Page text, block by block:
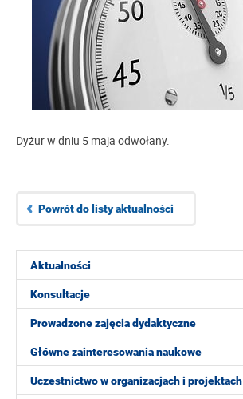
Aktualności
Konsultacje
Prowadzone zajęcia dydaktyczne
Główne zainteresowania naukowe
Uczestnictwo w organizacjach i projektach
Dyżur w dniu 5 maja odwołany.
Powrót do listy aktualności